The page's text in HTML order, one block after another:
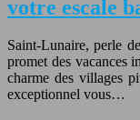
votre escale
Saint-Lunaire, perle
promet des vacances
charme des villages
exceptionnel vous…